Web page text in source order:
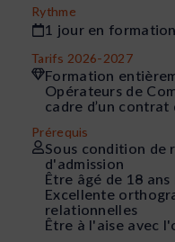
Rythme
1 jour en
Tarifs 2026-2027
Formation
Opérateurs de
cadre d’un contrat
Prérequis
Sous condition de
d'admission
Être âgé de 18 ans
Excellente
relationnelles
Être à l'aise avec